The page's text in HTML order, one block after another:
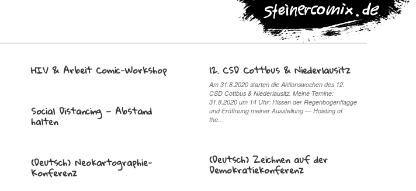
HIV & Arbeit Comic-Workshop 12. CSD Cottbus & Niederlausitz
Am 31.8.2020 starten die Aktionswochen des 12.
CSD Cottbus & Niederlausitz. Meine Temine:
31.8.2020 um 14 Uhr: Hissen der Regenbogenflagge
und Eröffnung meiner Ausstellung — Hoisting of
the…
Social Distancing — Abstand
halten
(Deutsch) Zeichnen auf der
Demokratiekonferenz
(Deutsch) Neokartographie-
Konferenz